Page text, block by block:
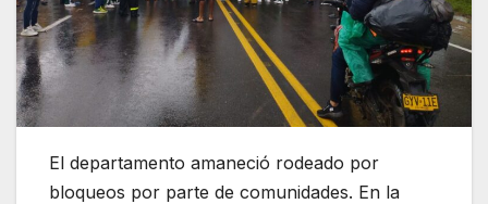
El departamento amaneció rodeado por
bloqueos por parte de comunidades. En la